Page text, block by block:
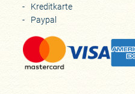
Kreditkarte
Paypal